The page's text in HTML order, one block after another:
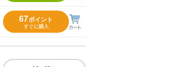
67ポイント
すぐに購入